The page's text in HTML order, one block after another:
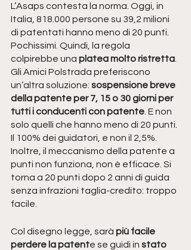
L’Asaps contesta la norma. Oggi, in
Italia, 818.000 persone su 39,2 milioni
di patentati hanno meno di 20 punti.
Pochissimi. Quindi, la regola
colpirebbe una platea molto ristretta
Gli Amici Polstrada preferiscono
un’altra soluzione: sospensione breve
della patente per 7, 15 o 30 giorni per
tutti i conducenti con patente . E non
solo quelli che hanno meno di 20 punti.
Il 100% dei guidatori, e non il 2,5%.
Inoltre, il meccanismo della patente a
punti non funziona, non è efficace. Si
torna a 20 punti dopo 2 anni di guida
senza infrazioni taglia-credito: troppo
facile.
Col disegno legge, sarà più facile
perdere la patente se guidi in stato